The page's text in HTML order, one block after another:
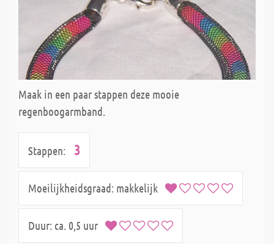
Maak in een paar stappen deze mooie
regenboogarmband.
Stappen: 3
Moeilijkheidsgraad: makkelijk
Duur: ca. 0,5 uur